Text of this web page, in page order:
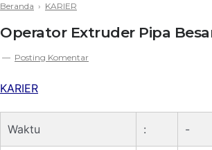
Beranda › KARIER
Operator Extruder Pipa
Posting Komentar
KARIER
Waktu : -